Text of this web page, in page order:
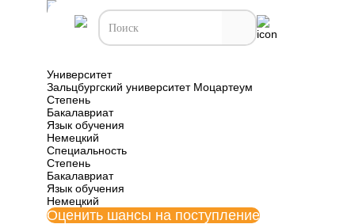
Все программы обучения Австрии
Хоровое
дирижирование
Университет
Зальцбургский университет Моцартеум
Степень
Бакалавриат
Язык обучения
Немецкий
Специальность
Степень
Бакалавриат
Язык обучения
Немецкий
Оценить шансы на поступление